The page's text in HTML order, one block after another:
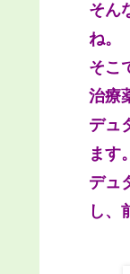
そん
ね。
そこ
治療
デュ
ます。
デュ
し、